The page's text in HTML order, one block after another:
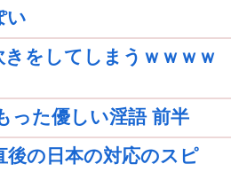
い
をしてしまうｗｗｗｗ
った優しい淫語 前半
後の日本の対応のスピ